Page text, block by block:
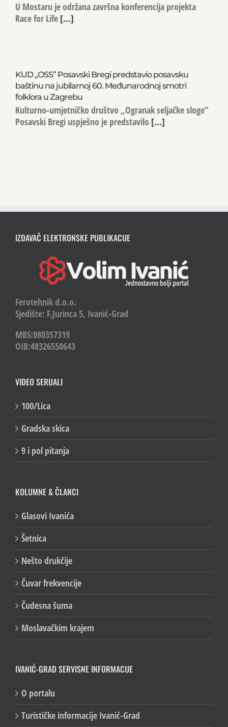
U Mostaru je održana završna konferencija projekta
Race for Life [...]
KUD „OSS” Posavski Bregi predstavio posavsku
baštinu na jubilarnoj 60. Međunarodnoj smotri
folklora u Zagrebu
Kulturno-umjetničko društvo „Ogranak seljačke sloge”
Posavski Bregi uspješno je predstavilo [...]
IZDAVAČ ELEKTRONSKE PUBLIKACIJE
Ferotehnik d.o.o.
Sjedište: F.Jurinca 5, Ivanić-Grad
MBS:080357319
OIB:48326550643
VIDEO SERIJALI
100/Lica
Gradska skica
9 i pol pitanja
KOLUMNE & ČLANCI
Glasovi Ivanića
Šetnica
Nešto drukčije
Čuvar frekvencije
Čudesna šuma
Moslavačkim krajem
IVANIĆ-GRAD SERVISNE INFORMACIJE
O portalu
Turističke informacije Ivanić-Grad